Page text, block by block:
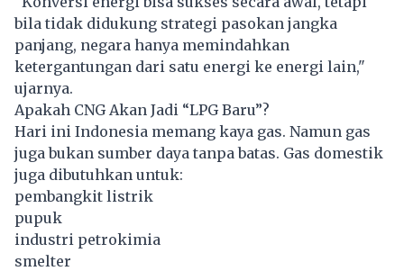
bila tidak didukung strategi pasokan jangka
panjang, negara hanya memindahkan
ketergantungan dari satu energi ke energi lain,"
ujarnya.
Apakah CNG Akan Jadi “LPG Baru”?
Hari ini Indonesia memang kaya gas. Namun gas
juga bukan sumber daya tanpa batas. Gas domestik
juga dibutuhkan untuk:
pembangkit listrik
pupuk
industri petrokimia
smelter